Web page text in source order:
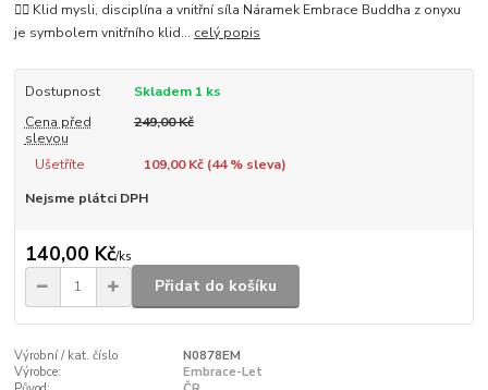
🧘‍♂️ Klid mysli, disciplína a vnitřní síla Náramek Embrace Buddha z onyxu
je symbolem vnitřního klid... celý popis
Dostupnost
Skladem 1 ks
Cena před
slevou
249,00 Kč
Ušetříte 109,00 Kč (44% sleva)
Nejsme plátci DPH
140,00 Kč/ks
Přidat do košíku
Výrobní / kat. číslo
N0878EM
Výrobce:
Embrace-Let